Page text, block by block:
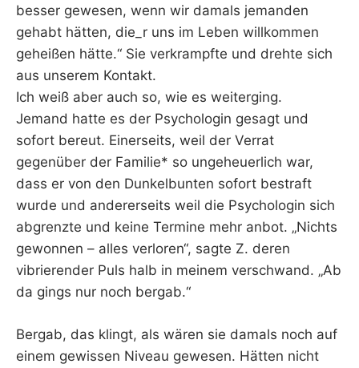
besser gewesen, wenn wir damals jemanden
gehabt hätten, die_r uns im Leben willkommen
geheißen hätte.“ Sie verkrampfte und drehte sich
aus unserem Kontakt.
Ich weiß aber auch so, wie es weiterging.
Jemand hatte es der Psychologin gesagt und
sofort bereut. Einerseits, weil der Verrat
gegenüber der Familie* so ungeheuerlich war,
dass er von den Dunkelbunten sofort bestraft
wurde und andererseits weil die Psychologin sich
abgrenzte und keine Termine mehr anbot. „Nichts
gewonnen – alles verloren“, sagte Z. deren
vibrierender Puls halb in meinem verschwand. „Ab
da gings nur noch bergab.“
Bergab, das klingt, als wären sie damals noch auf
einem gewissen Niveau gewesen. Hätten nicht